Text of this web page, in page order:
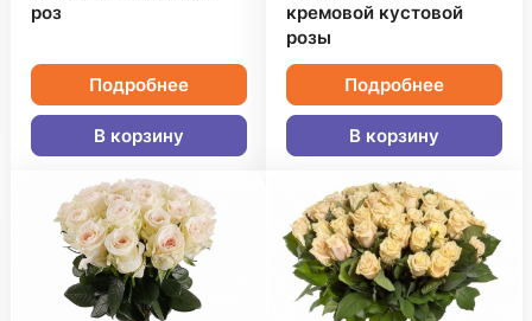
роз
Подробнее
В корзину
кремовой кустовой
розы
Подробнее
В корзину